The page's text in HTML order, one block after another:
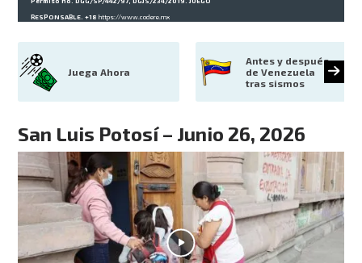
RESPONSABLE. +18https://www.codere.mx
Juega Ahora
Antes y después
de Venezuela
tras sismos
San Luis Potosí – Junio 26, 2026